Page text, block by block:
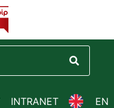
INTRANET EN